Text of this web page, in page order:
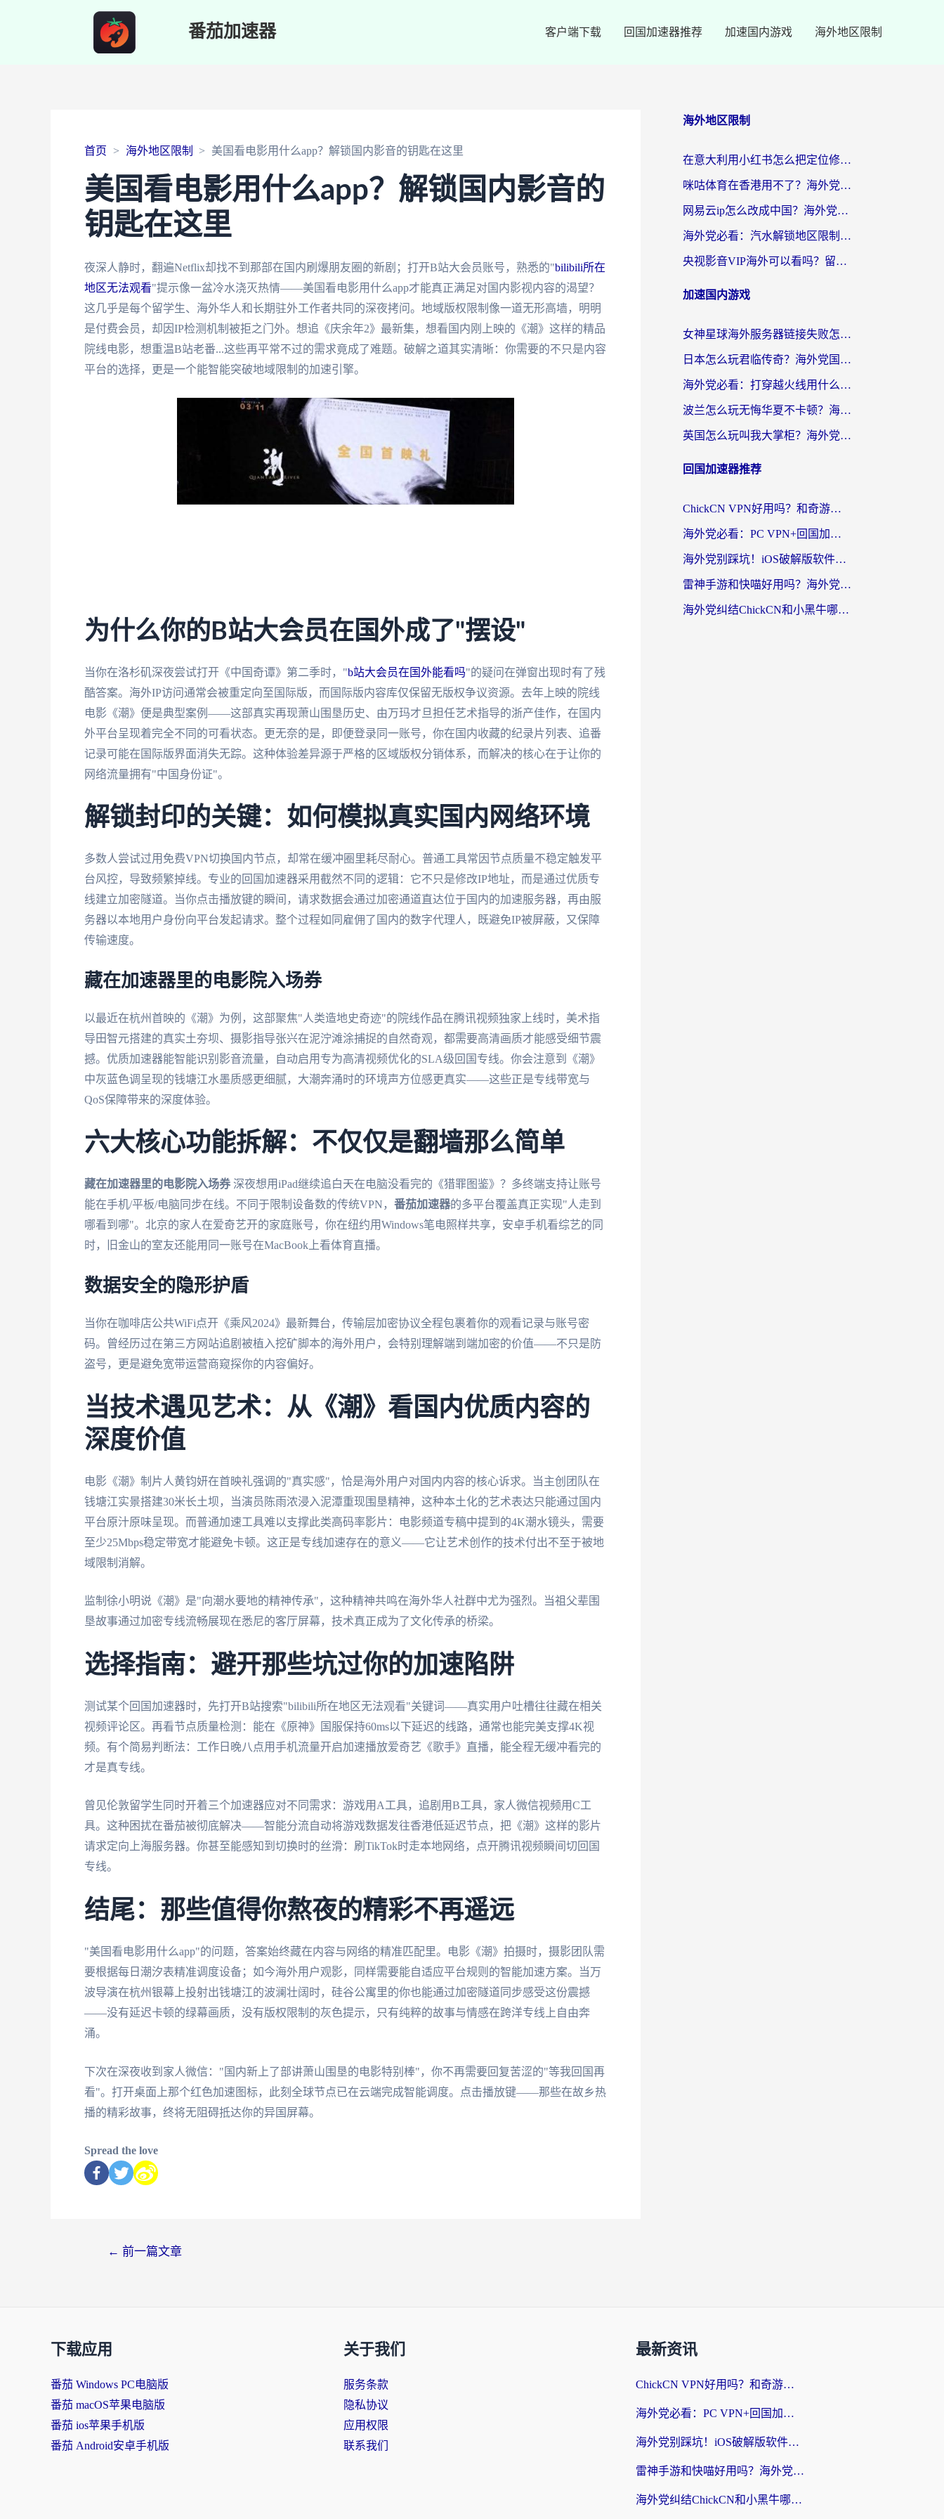
番茄加速器 客户端下载 回国加速器推荐 加速国内游戏 海外地区限制
首页 海外地区限制 美国看电影用什么app？解锁国内影音的钥匙在这里
美国看电影用什么app？解锁国内影音的
钥匙在这里
夜深人静时，翻遍Netflix却找不到那部在国内刷爆朋友圈的新剧；打开B站大会员账号，熟悉的"bilibili所在
地区无法观看"提示像一盆冷水浇灭热情——美国看电影用什么app才能真正满足对国内影视内容的渴望？
这几乎是每个留学生、海外华人和长期驻外工作者共同的深夜拷问。地域版权限制像一道无形高墙，明明
是付费会员，却因IP检测机制被拒之门外。想追《庆余年2》最新集，想看国内刚上映的《潮》这样的精品
院线电影，想重温B站老番...这些再平常不过的需求竟成了难题。破解之道其实清晰：你需要的不只是内容
平台的选择，更是一个能智能突破地域限制的加速引擎。
为什么你的B站大会员在国外成了"摆设"
当你在洛杉矶深夜尝试打开《中国奇谭》第二季时，"b站大会员在国外能看吗"的疑问在弹窗出现时有了残
酷答案。海外IP访问通常会被重定向至国际版，而国际版内容库仅保留无版权争议资源。去年上映的院线
电影《潮》便是典型案例——这部真实再现萧山围垦历史、由万玛才旦担任艺术指导的浙产佳作，在国内
外平台呈现着完全不同的可看状态。更无奈的是，即便登录同一账号，你在国内收藏的纪录片列表、追番
记录可能在国际版界面消失无踪。这种体验差异源于严格的区域版权分销体系，而解决的核心在于让你的
网络流量拥有"中国身份证"。
解锁封印的关键：如何模拟真实国内网络环境
多数人尝试过用免费VPN切换国内节点，却常在缓冲圈里耗尽耐心。普通工具常因节点质量不稳定触发平
台风控，导致频繁掉线。专业的回国加速器采用截然不同的逻辑：它不只是修改IP地址，而是通过优质专
线建立加密隧道。当你点击播放键的瞬间，请求数据会通过加密通道直达位于国内的加速服务器，再由服
务器以本地用户身份向平台发起请求。整个过程如同雇佣了国内的数字代理人，既避免IP被屏蔽，又保障
传输速度。
藏在加速器里的电影院入场券
以最近在杭州首映的《潮》为例，这部聚焦"人类造地史奇迹"的院线作品在腾讯视频独家上线时，美术指
导田智元搭建的真实土夯坝、摄影指导张兴在泥泞滩涂捕捉的自然奇观，都需要高清画质才能感受细节震
撼。优质加速器能智能识别影音流量，自动启用专为高清视频优化的SLA级回国专线。你会注意到《潮》
中灰蓝色调呈现的钱塘江水墨质感更细腻，大潮奔涌时的环境声方位感更真实——这些正是专线带宽与
QoS保障带来的深度体验。
六大核心功能拆解：不仅仅是翻墙那么简单
藏在加速器里的电影院入场券深夜想用iPad继续追白天在电脑没看完的《猎罪图鉴》？多终端支持让账号
能在手机/平板/电脑同步在线。不同于限制设备数的传统VPN， 番茄加速器的多平台覆盖真正实现"人走到
哪看到哪"。北京的家人在爱奇艺开的家庭账号，你在纽约用Windows笔电照样共享，安卓手机看综艺的同
时，旧金山的室友还能用同一账号在MacBook上看体育直播。
数据安全的隐形护盾
当你在咖啡店公共WiFi点开《乘风2024》最新舞台，传输层加密协议全程包裹着你的观看记录与账号密
码。曾经历过在第三方网站追剧被植入挖矿脚本的海外用户，会特别理解端到端加密的价值——不只是防
盗号，更是避免宽带运营商窥探你的内容偏好。
当技术遇见艺术：从《潮》看国内优质内容的
深度价值
电影《潮》制片人黄钧妍在首映礼强调的"真实感"，恰是海外用户对国内内容的核心诉求。当主创团队在
钱塘江实景搭建30米长土坝，当演员陈雨浓浸入泥潭重现围垦精神，这种本土化的艺术表达只能通过国内
平台原汁原味呈现。而普通加速工具难以支撑此类高码率影片：电影频道专稿中提到的4K潮水镜头，需要
至少25Mbps稳定带宽才能避免卡顿。这正是专线加速存在的意义——它让艺术创作的技术付出不至于被地
域限制消解。
监制徐小明说《潮》是"向潮水要地的精神传承"，这种精神共鸣在海外华人社群中尤为强烈。当祖父辈围
垦故事通过加密专线流畅展现在悉尼的客厅屏幕，技术真正成为了文化传承的桥梁。
选择指南：避开那些坑过你的加速陷阱
测试某个回国加速器时，先打开B站搜索"bilibili所在地区无法观看"关键词——真实用户吐槽往往藏在相关
视频评论区。再看节点质量检测：能在《原神》国服保持60ms以下延迟的线路，通常也能完美支撑4K视
频。有个简易判断法：工作日晚八点用手机流量开启加速播放爱奇艺《歌手》直播，能全程无缓冲看完的
才是真专线。
曾见伦敦留学生同时开着三个加速器应对不同需求：游戏用A工具，追剧用B工具，家人微信视频用C工
具。这种困扰在番茄被彻底解决——智能分流自动将游戏数据发往香港低延迟节点，把《潮》这样的影片
请求定向上海服务器。你甚至能感知到切换时的丝滑：刷TikTok时走本地网络，点开腾讯视频瞬间切回国
专线。
结尾：那些值得你熬夜的精彩不再遥远
"美国看电影用什么app"的问题，答案始终藏在内容与网络的精准匹配里。电影《潮》拍摄时，摄影团队需
要根据每日潮汐表精准调度设备；如今海外用户观影，同样需要能自适应平台规则的智能加速方案。当万
波导演在杭州银幕上投射出钱塘江的波澜壮阔时，硅谷公寓里的你也能通过加密隧道同步感受这份震撼
——没有延迟卡顿的绿幕画质，没有版权限制的灰色提示，只有纯粹的故事与情感在跨洋专线上自由奔
涌。
下次在深夜收到家人微信："国内新上了部讲萧山围垦的电影特别棒"，你不再需要回复苦涩的"等我回国再
看"。打开桌面上那个红色加速图标，此刻全球节点已在云端完成智能调度。点击播放键——那些在故乡热
播的精彩故事，终将无阻碍抵达你的异国屏幕。
Spread the love
← 前一篇文章
海外地区限制
在意大利用小红书怎么把定位修改到中国国内？3个实用技巧+1个靠谱工具帮你搞定
咪咕体育在香港用不了？海外党必看的回国加速器选择指南（附3个真实场景解决方案）
网易云ip怎么改成中国？海外党听音乐听书的无痛解决方案
海外党必看：汽水解锁地区限制怎么解除？3招解决国内影音&生活服务难题
央视影音VIP海外可以看吗？留学生亲测有效的回国加速器选择指南
加速国内游戏
女神星球海外服务器链接失败怎么解决？海外党国服游戏加速避坑指南
日本怎么玩君临传奇？海外党国服游戏加速避坑指南（附菲律宾欧洲玩家实测）
海外党必看：打穿越火线用什么加速器？解决延迟卡顿，还能玩奇妙拼图世界和第五人格
波兰怎么玩无悔华夏不卡顿？海外国服游戏加速器终极指南（附征途2萤火突击解决方案）
英国怎么玩叫我大掌柜？海外党国服游戏加速避坑指南（附实测推荐）
回国加速器推荐
ChickCN VPN好用吗？和奇游手游VPN对比哪个回国效果更好？海外党亲测实用指南
海外党必看：PC VPN+回国加速器怎么选？无缝访问国内资源全攻略
海外党别踩坑！iOS破解版软件不可靠？教你选对回国加速器无缝看国内资源
雷神手游和快喵好用吗？海外党亲测5款回国加速器，附斧牛Bling对比+微信视频号解决办法
海外党纠结ChickCN和小黑牛哪个好？一篇帮你选对回国加速器的实用指南
下载应用
番茄 Windows PC电脑版
番茄 macOS苹果电脑版
番茄 ios苹果手机版
番茄 Android安卓手机版
关于我们
服务条款
隐私协议
应用权限
联系我们
最新资讯
ChickCN VPN好用吗？和奇游手游VPN对比哪个回国效果更好？海外党亲测实用指南
海外党必看：PC VPN+回国加速器怎么选？无缝访问国内资源全攻略
海外党别踩坑！iOS破解版软件不可靠？教你选对回国加速器无缝看国内资源
雷神手游和快喵好用吗？海外党亲测5款回国加速器，附斧牛Bling对比+微信视频号解决办法
海外党纠结ChickCN和小黑牛哪个好？一篇帮你选对回国加速器的实用指南